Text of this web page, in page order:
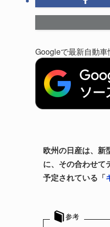
Googleで最新自動
欧州の日産は、新
に、その合わせて
予定されている「
参考